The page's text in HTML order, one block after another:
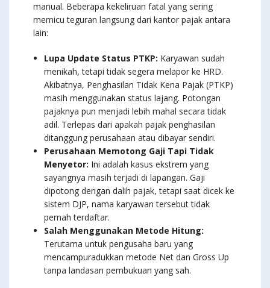
manual. Beberapa kekeliruan fatal yang sering
memicu teguran langsung dari kantor pajak antara
lain:
Lupa Update Status PTKP: Karyawan sudah
menikah, tetapi tidak segera melapor ke HRD.
Akibatnya, Penghasilan Tidak Kena Pajak (PTKP)
masih menggunakan status lajang. Potongan
pajaknya pun menjadi lebih mahal secara tidak
adil. Terlepas dari apakah pajak penghasilan
ditanggung perusahaan atau dibayar sendiri.
Perusahaan Memotong Gaji Tapi Tidak
Menyetor: Ini adalah kasus ekstrem yang
sayangnya masih terjadi di lapangan. Gaji
dipotong dengan dalih pajak, tetapi saat dicek ke
sistem DJP, nama karyawan tersebut tidak
pernah terdaftar.
Salah Menggunakan Metode Hitung:
Terutama untuk pengusaha baru yang
mencampuradukkan metode Net dan Gross Up
tanpa landasan pembukuan yang sah.